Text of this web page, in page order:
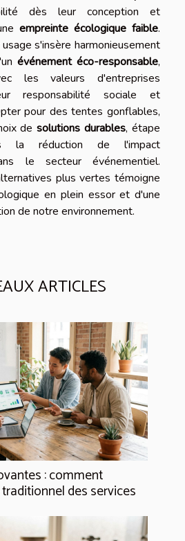
dès leur conception et
empreinte écologique faible.
s'insère harmonieusement
événement éco-responsable,
les valeurs d'entreprises
responsabilité sociale et
pour des tentes gonflables,
desolutions durables, étape
la réduction de l'impact
le secteur événementiel.
plus vertes témoigne
en plein essor et d'une
de notre environnement.
ARTICLES
: comment
traditionnel des services